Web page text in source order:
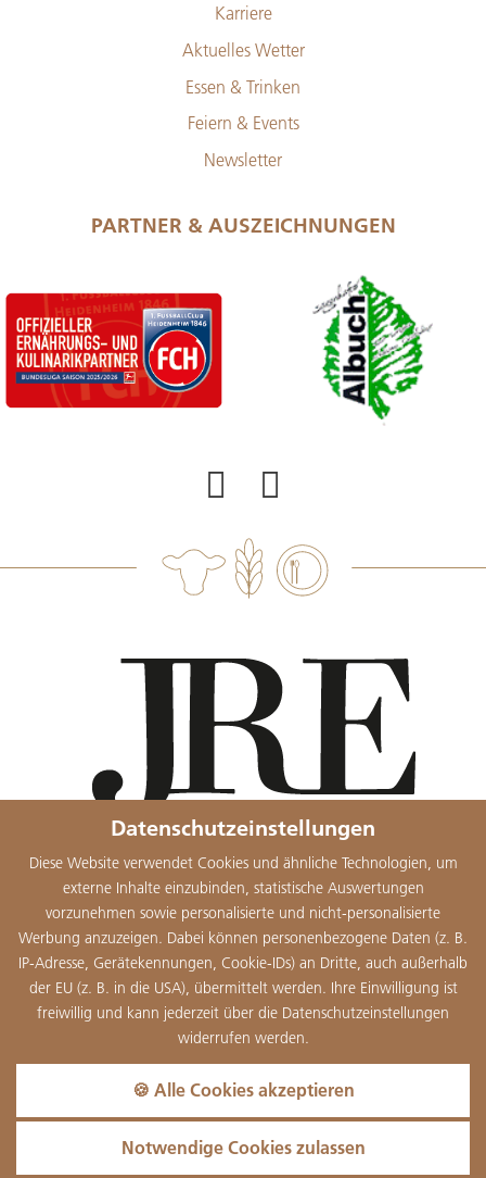
Datenschutzeinstellungen
Diese Website verwendet Cookies und ähnliche Technologien, um
externe Inhalte einzubinden, statistische Auswertungen
vorzunehmen sowie personalisierte und nicht-personalisierte
Werbung anzuzeigen. Dabei können personenbezogene Daten (z. B.
IP-Adresse, Gerätekennungen, Cookie-IDs) an Dritte, auch außerhalb
der EU (z. B. in die USA), übermittelt werden. Ihre Einwilligung ist
freiwillig und kann jederzeit über die Datenschutzeinstellungen
widerrufen werden.
🍪 Alle Cookies akzeptieren
Notwendige Cookies zulassen
Karriere
Aktuelles Wetter
Essen & Trinken
Feiern & Events
Newsletter
PARTNER & AUSZEICHNUNGEN
Barrierefreiheit
AGB